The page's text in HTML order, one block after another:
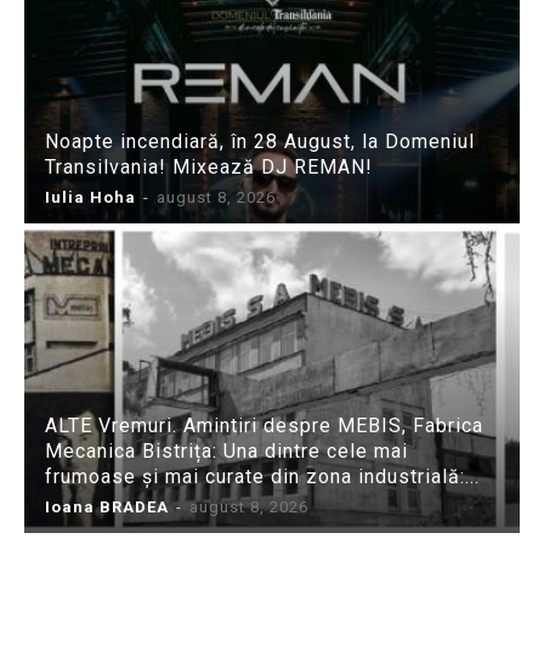
Noapte incendiară, în 28 August, la Domeniul
Transilvania! Mixează DJ REMAN!
Iulia Hoha - august 8, 2026
ALTE Vremuri. Amintiri despre MEBIS, Fabrica
Mecanica Bistrița: Una dintre cele mai
frumoase și mai curate din zona industrială:...
Ioana BRADEA - august 8, 2026